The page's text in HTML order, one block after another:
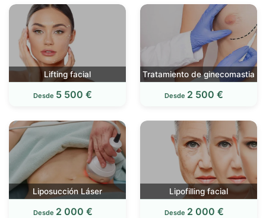
Lifting facial
Desde 5 500 €
Tratamiento de ginecomastia
Desde 2 500 €
Liposucción Láser
Desde 2 000 €
Lipofilling facial
Desde 2 000 €